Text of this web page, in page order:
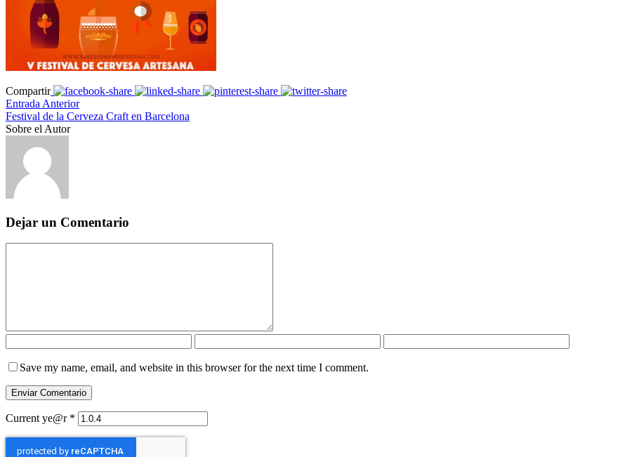
Compartir
Entrada Anterior
Festival de la Cerveza Craft en Barcelona
Sobre el Autor
Dejar un Comentario
Save my name, email, and website in this browser for the next time I comment.
Current ye@r *